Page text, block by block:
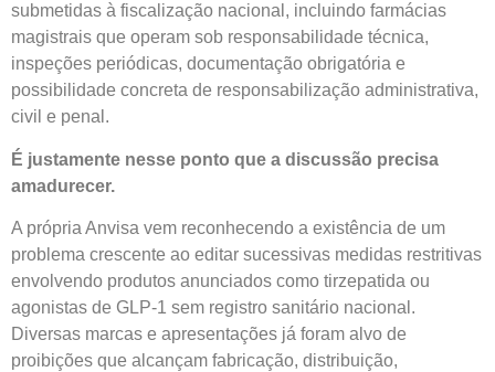
submetidas à fiscalização nacional, incluindo farmácias
magistrais que operam sob responsabilidade técnica,
inspeções periódicas, documentação obrigatória e
possibilidade concreta de responsabilização administrativa,
civil e penal.
É justamente nesse ponto que a discussão precisa
amadurecer.
A própria Anvisa vem reconhecendo a existência de um
problema crescente ao editar sucessivas medidas restritivas
envolvendo produtos anunciados como tirzepatida ou
agonistas de GLP-1 sem registro sanitário nacional.
Diversas marcas e apresentações já foram alvo de
proibições que alcançam fabricação, distribuição,